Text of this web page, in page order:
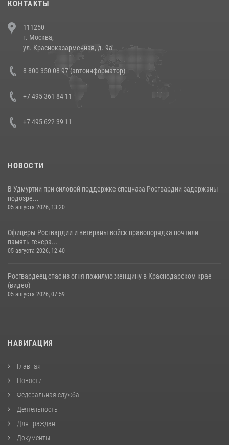
напавших на бригаду скорой помощи (видео)
14 июля 2026, 12:20
В Росгвардии прошла военно-научная конференция по обобщению
боевого опыта
КОНТАКТЫ
111250
г. Москва,
ул. Красноказарменная, д. 9а
8 800 350 08 97 (автоинформатор)
+7 495 361 84 11
+7 495 622 39 11
НОВОСТИ
В Удмуртии при силовой поддержке спецназа Росгвардии задержаны
подозре...
05 августа 2026, 13:20
Офицеры Росгвардии и ветераны войск правопорядка почтили
память генера...
05 августа 2026, 12:40
Росгвардеец спас из огня пожилую женщину в Краснодарском крае
(видео)
05 августа 2026, 07:59
НАВИГАЦИЯ
Главная
Новости
Федеральная служба
Деятельность
Для граждан
Документы